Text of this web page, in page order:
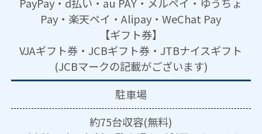
Pay・楽天ペイ・Alipay・WeChat Pay
【ギフト券】
VJAギフト券・JCBギフト券・JTBナイスギフト
(JCBマークの記載がございます)
駐車場
約75台収容(無料)